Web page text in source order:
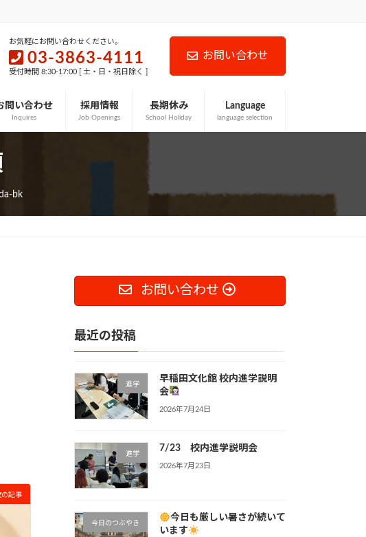
お気軽にお問い合わせください。
03-3863-4111
受付時間 8:30-17:00 [ 土・日・祝日除く ]
お問い合わせ
問い合わせ
Inquires
採用情報
Job Openings
長期休み
School Holiday
Language
language selection
bk
の記事
お問い合わせ
最近の投稿
進学
早稲田文化館 校内進学説明
会
2026年7月24日
進学
7/23 校内進学説明会
2026年7月23日
今日のつぶやき
今日も厳しい暑さが続いて
います